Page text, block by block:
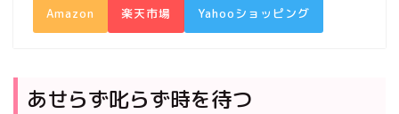
Amazon 楽天市場 Yahooショッピング
あせらず叱らず時を待つ